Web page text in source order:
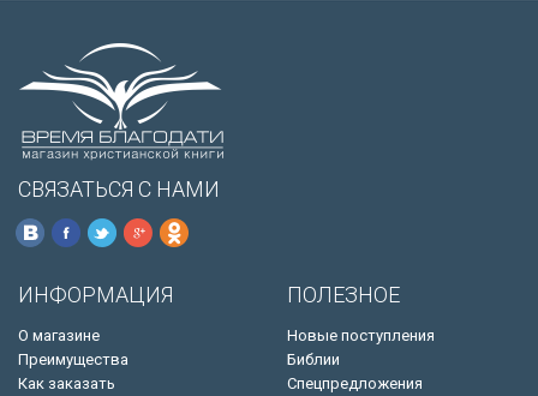
СВЯЗАТЬСЯ С НАМИ
ИНФОРМАЦИЯ
О магазине
Преимущества
Как заказать
ПОЛЕЗНОЕ
Новые поступления
Библии
Спецпредложения